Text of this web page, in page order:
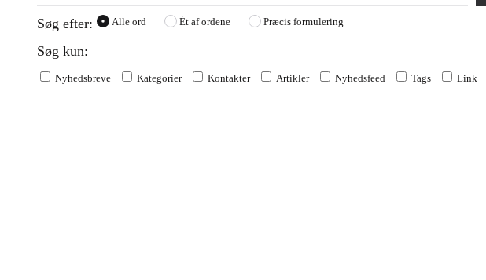
Søg efter: Alle ord Ét af ordene Præcis formulering
Søg kun:
Nyhedsbreve Kategorier Kontakter Artikler Nyhedsfeed Tags Link